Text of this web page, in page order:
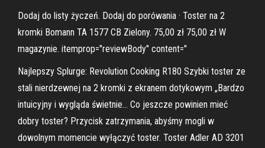
Dodaj do listy życzeń. Dodaj do porówania · Toster na 2
kromki Bomann TA 1577 CB Zielony. 75,00 zł 75,00 zł W
magazynie. itemprop="reviewBody" content="
Najlepszy Splurge: Revolution Cooking R180 Szybki toster ze
stali nierdzewnej na 2 kromki z ekranem dotykowym „Bardzo
intuicyjny i wygląda świetnie… Co jeszcze powinien mieć
dobry toster? Przycisk zatrzymania, abyśmy mogli w
dowolnym momencie wyłączyć toster. Toster Adler AD 3201